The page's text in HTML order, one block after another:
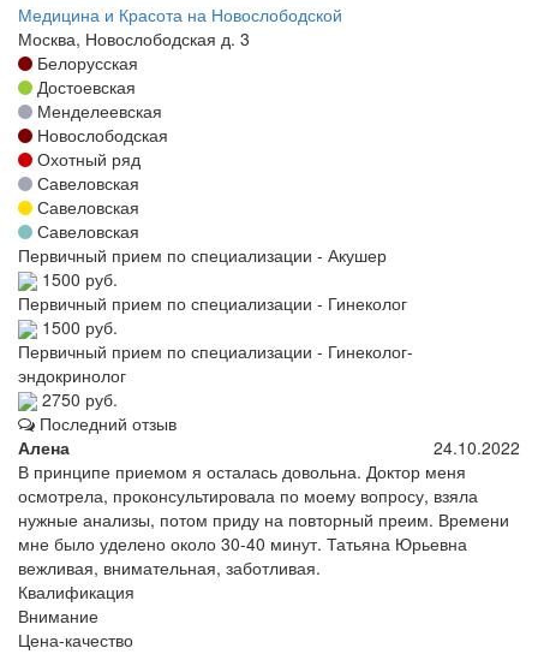
Медицина и Красота на Новослободской
Москва, Новослободская д. 3
Белорусская
Достоевская
Менделеевская
Новослободская
Охотный ряд
Савеловская
Савеловская
Савеловская
Первичный прием по специализации - Акушер
1500 руб.
Первичный прием по специализации - Гинеколог
1500 руб.
Первичный прием по специализации - Гинеколог-
эндокринолог
2750 руб.
Последний отзыв
Алена
24.10.2022
В принципе приемом я осталась довольна. Доктор меня
осмотрела, проконсультировала по моему вопросу, взяла
нужные анализы, потом приду на повторный преим. Времени
мне было уделено около 30-40 минут. Татьяна Юрьевна
вежливая, внимательная, заботливая.
Квалификация
Внимание
Цена-качество